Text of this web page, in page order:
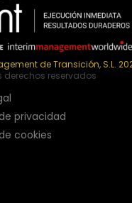
de Transición, S.L.
derechos reservados
privacidad
cookies